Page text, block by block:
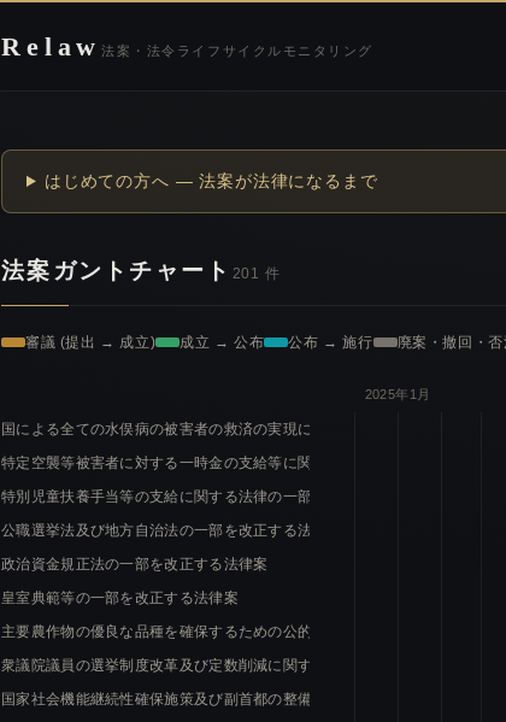
Relaw法案・法令ライフサイクルモニタリング
はじめての方へ — 法案が法律になるまで
法案ガントチャート 201 件
審議 (提出 → 成立) 成立 → 公布 公布 → 施行 廃案・撤回・否
国による全ての水俣病の被害者の救済の実現に向けた給付金等の支給に係る
特定空襲等被害者に対する一時金の支給等に関する法律案
特別児童扶養手当等の支給に関する法律の一部を改正する法律案
公職選挙法及び地方自治法の一部を改正する法律案
政治資金規正法の一部を改正する法律案
皇室典範等の一部を改正する法律案
主要農作物の優良な品種を確保するための公的新品種育成の促進等に関する
衆議院議員の選挙制度改革及び定数削減に関する法律案
国家社会機能継続性確保施策及び副首都の整備に係る施策の推進に関する法
2025年1月